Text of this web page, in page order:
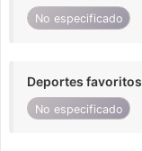
No especificado
Deportes favoritos
No especificado